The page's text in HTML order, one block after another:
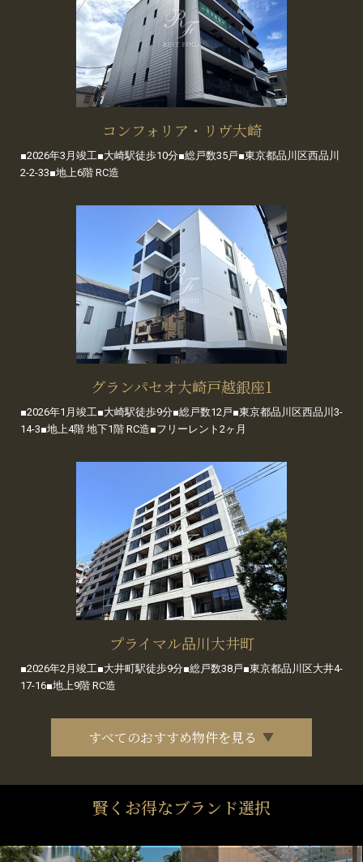
コンフォリア・リヴ大崎
■2026年3月竣工■大崎駅徒歩10分■総戸数35戸■東京都品川区西品川
2-2-33■地上6階 RC造
グランパセオ大崎戸越銀座1
■2026年1月竣工■大崎駅徒歩9分■総戸数12戸■東京都品川区西品川3-
14-3■地上4階 地下1階 RC造■フリーレント2ヶ月
プライマル品川大井町
■2026年2月竣工■大井町駅徒歩9分■総戸数38戸■東京都品川区大井4-
17-16■地上9階 RC造
すべてのおすすめ物件を見る
賢くお得なブランド選択